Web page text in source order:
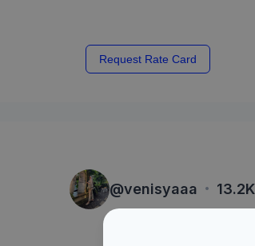
Request Rate Card
@venisyaaa · 13.2K